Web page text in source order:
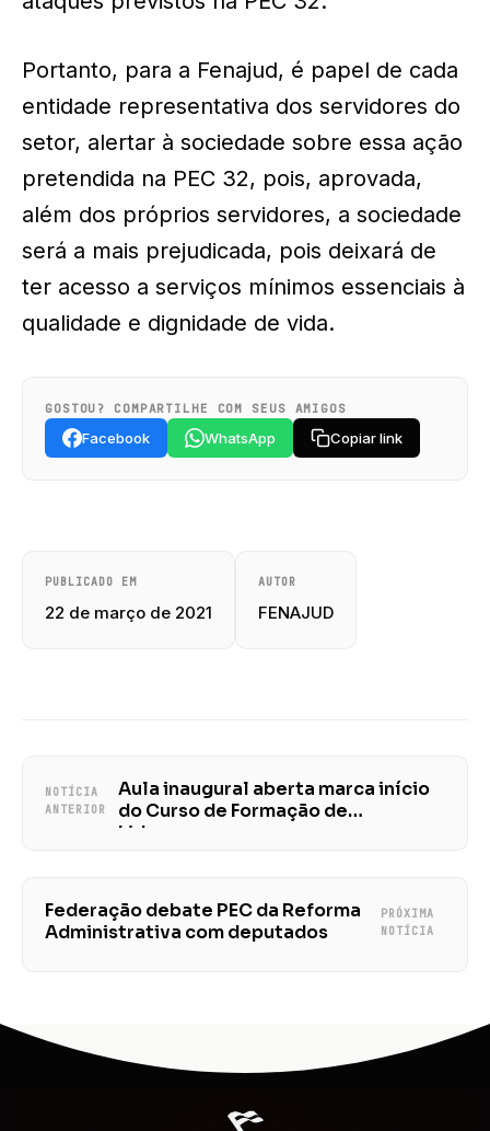
Portanto, para a Fenajud, é papel de cada
entidade representativa dos servidores do
setor, alertar à sociedade sobre essa ação
pretendida na PEC 32, pois, aprovada,
além dos próprios servidores, a sociedade
será a mais prejudicada, pois deixará de
ter acesso a serviços mínimos essenciais à
qualidade e dignidade de vida.
GOSTOU? COMPARTILHE COM SEUS AMIGOS
Facebook WhatsApp Copiar link
PUBLICADO EM
22 de março de 2021
AUTOR
FENAJUD
NOTÍCIA
ANTERIOR
Aula inaugural aberta marca início
do Curso de Formação de
Lideranças
Federação debate PEC da Reforma
Administrativa com deputados
PRÓXIMA
NOTÍCIA